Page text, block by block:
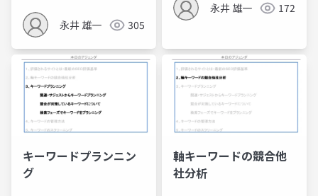
永井 雄一 305
永井 雄一 172
キーワードプランニン
グ
軸キーワードの競合他
社分析